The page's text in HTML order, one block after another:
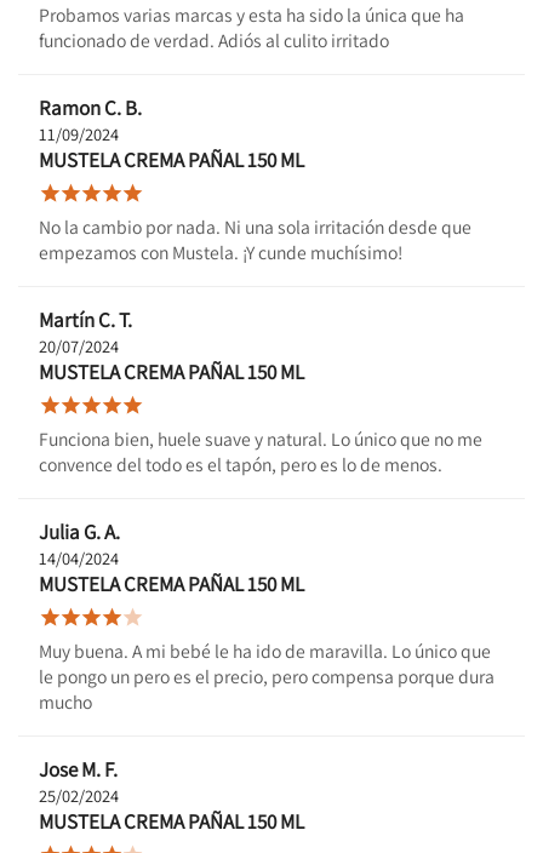
Probamos varias marcas y esta ha sido la única que ha
funcionado de verdad. Adiós al culito irritado
Ramon C. B.
11/09/2024
MUSTELA CREMA PAÑAL 150 ML

No la cambio por nada. Ni una sola irritación desde que
empezamos con Mustela. ¡Y cunde muchísimo!
Martín C. T.
20/07/2024
MUSTELA CREMA PAÑAL 150 ML

Funciona bien, huele suave y natural. Lo único que no me
convence del todo es el tapón, pero es lo de menos.
Julia G. A.
14/04/2024
MUSTELA CREMA PAÑAL 150 ML

Muy buena. A mi bebé le ha ido de maravilla. Lo único que
le pongo un pero es el precio, pero compensa porque dura
mucho
Jose M. F.
25/02/2024
MUSTELA CREMA PAÑAL 150 ML